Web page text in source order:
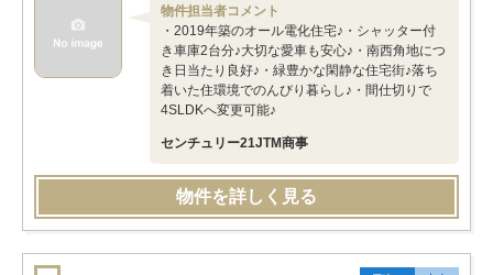
物件担当者コメント
・2019年築のオール電化住宅♪・シャッター付
き車庫2台分♪大切な愛車も安心♪・南西角地につ
き日当たり良好♪・緑豊かな閑静な住宅街♪落ち
着いた住環境でのんびり暮らし♪・間仕切りで
4SLDKへ変更可能♪
センチュリー21JTM商事
物件を詳しく見る